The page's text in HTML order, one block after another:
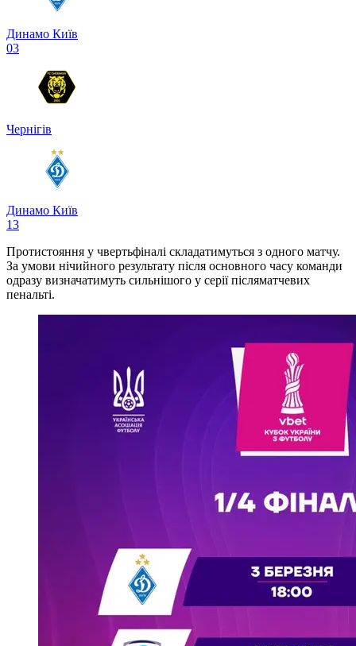
Динамо Київ
03
Чернігів
Динамо Київ
13
Протистояння у чвертьфіналі складатимуться з одного матчу.
За умови нічийного результату після основного часу команди
одразу визначатимуть сильнішого у серії післяматчевих
пенальті.